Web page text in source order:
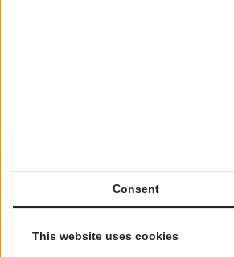
Consent
This website uses cookies